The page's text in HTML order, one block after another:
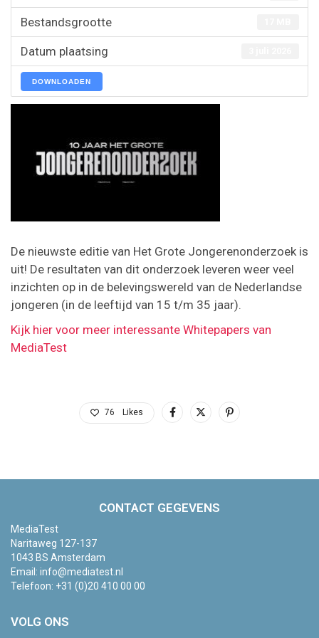
Bestandsgrootte
Datum plaatsing
DOWNLOADEN
De nieuwste editie van Het Grote Jongerenonderzoek is
uit! De resultaten van dit onderzoek leveren weer veel
inzichten op in de belevingswereld van de Nederlandse
jongeren (in de leeftijd van 15 t/m 35 jaar).
Kijk hier voor meer interessante Whitepapers van
MediaTest
76 Likes
CONTACT GEGEVENS
MediaTest
Naritaweg 127-137
1043 BS Amsterdam
Email: info@mediatest.nl
Telefoon: +31 (0)20 410 00 00
VOLG ONS